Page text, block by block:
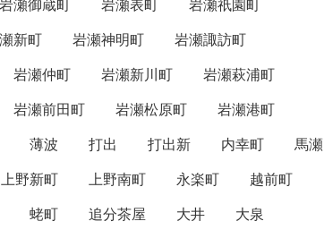
岩瀬御蔵町 岩瀬表町
岩瀬祇園町
新町 岩瀬神明町
岩瀬諏訪町
岩瀬仲町 岩瀬新川町
岩瀬萩浦町
岩瀬前田町 岩瀬松原町
岩瀬港町
薄波 打出 打出新 内幸町
馬瀬
上野新町 上野南町 永楽町
越前町
蛯町 追分茶屋 大井
大泉